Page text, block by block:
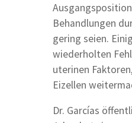
Behandlungen
gering seien.
wiederholten
uterinen
Eizellen
Dr. Garcías